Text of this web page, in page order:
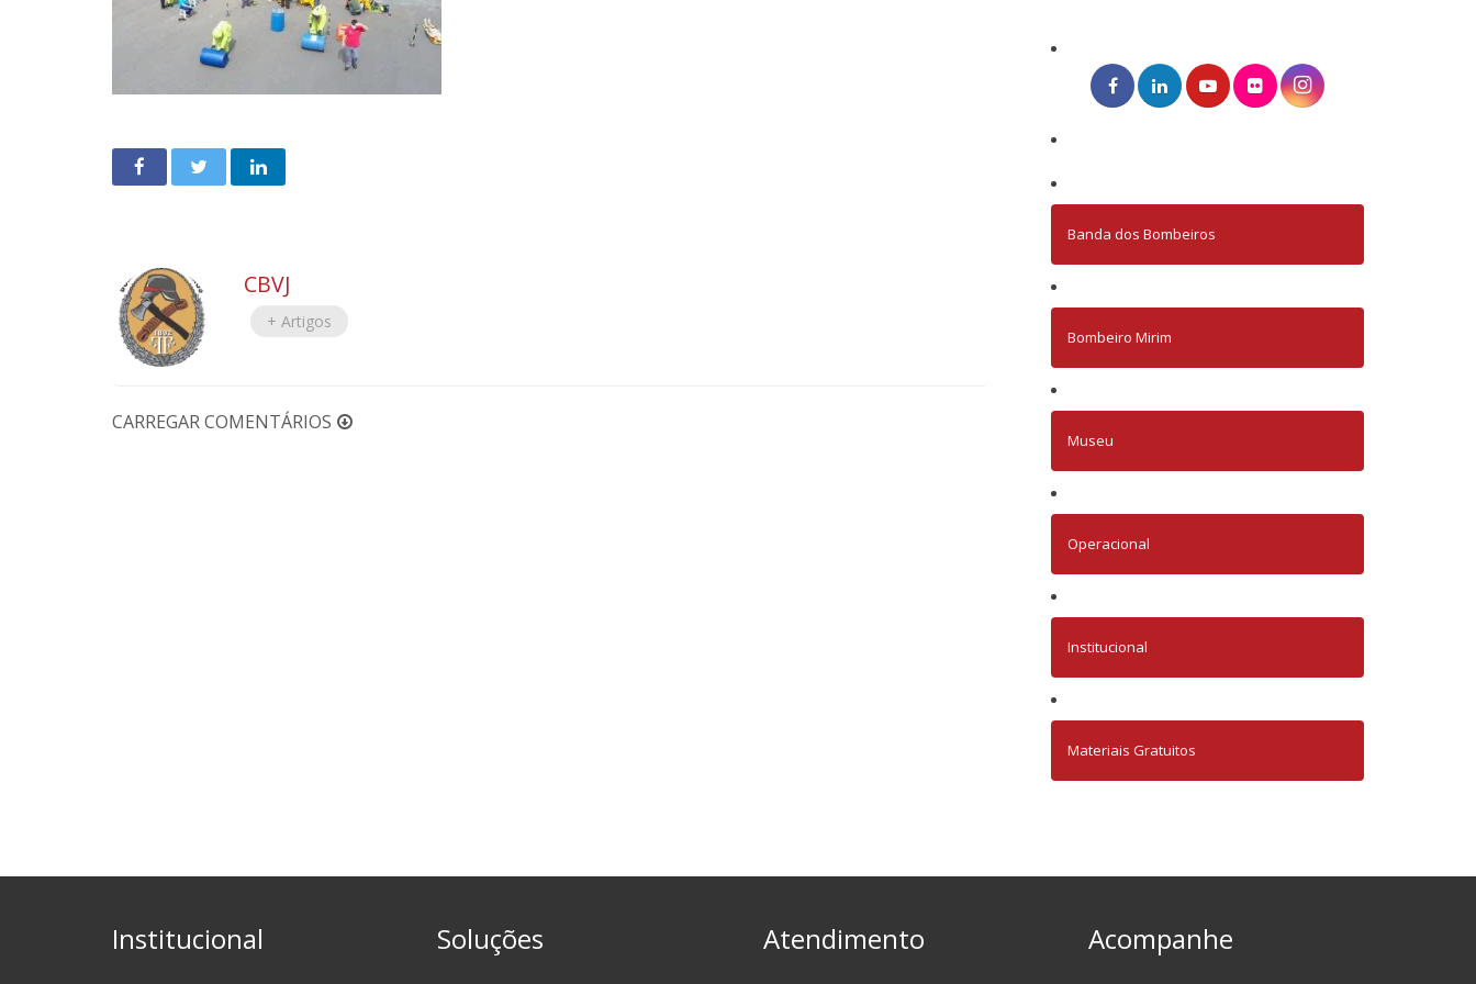
CBVJ
+ Artigos
CARREGAR COMENTÁRIOS
Banda dos Bombeiros
Bombeiro Mirim
Museu
Operacional
Institucional
Materiais Gratuitos
Institucional Soluções Atendimento Acompanhe